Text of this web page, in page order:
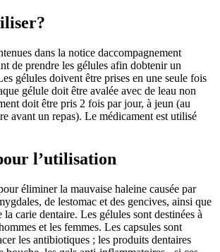
dans la notice daccompagnement
de prendre les gélules afin dobtenir un
gélules doivent être prises en une seule fois
gélule doit être avalée avec de leau non
doit être pris 2 fois par jour, à jeun (au
avant un repas). Le médicament est utilisé
l’utilisation
éliminer la mauvaise haleine causée par
de lestomac et des gencives, ainsi que
carie dentaire. Les gélules sont destinées à
et les femmes. Les capsules sont
les antibiotiques ; les produits dentaires